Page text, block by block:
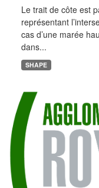
Le trait de côte est
représentant
cas d’une marée
dans...
SHAPE